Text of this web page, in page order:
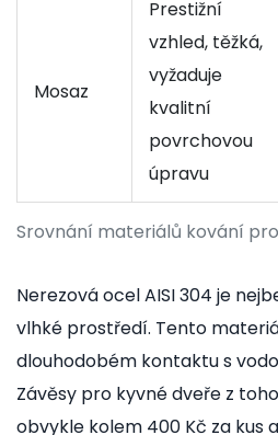
Srovnání materiálů kování
Mosaz
Prestižní
vzhled, těžká,
vyžaduje
kvalitní
povrchovou
úpravu
Nerezová ocel AISI 304 je
vlhké prostředí. Tento
dlouhodobém kontaktu s
Závěsy pro kyvné dveře z
obvykle kolem 400 Kč za kus